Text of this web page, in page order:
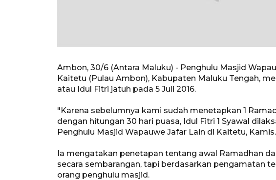
Ambon, 30/6 (Antara Maluku) - Penghulu Masjid
Kaitetu (Pulau Ambon), Kabupaten Maluku Tengah,
atau Idul Fitri jatuh pada 5 Juli 2016.
"Karena sebelumnya kami sudah menetapkan 1
dengan hitungan 30 hari puasa, Idul Fitri 1 Syawal
Penghulu Masjid Wapauwe Jafar Lain di Kaitetu, Kamis.
Ia mengatakan penetapan tentang awal Ramadhan
secara sembarangan, tapi berdasarkan pengamatan
orang penghulu masjid.